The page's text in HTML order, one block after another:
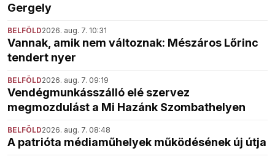
Gergely
BELFÖLD2026. aug. 7. 10:31
Vannak, amik nem változnak: Mészáros Lőrinc
tendert nyer
BELFÖLD2026. aug. 7. 09:19
Vendégmunkásszálló elé szervez
megmozdulást a Mi Hazánk Szombathelyen
BELFÖLD2026. aug. 7. 08:48
A patrióta médiaműhelyek működésének új útja